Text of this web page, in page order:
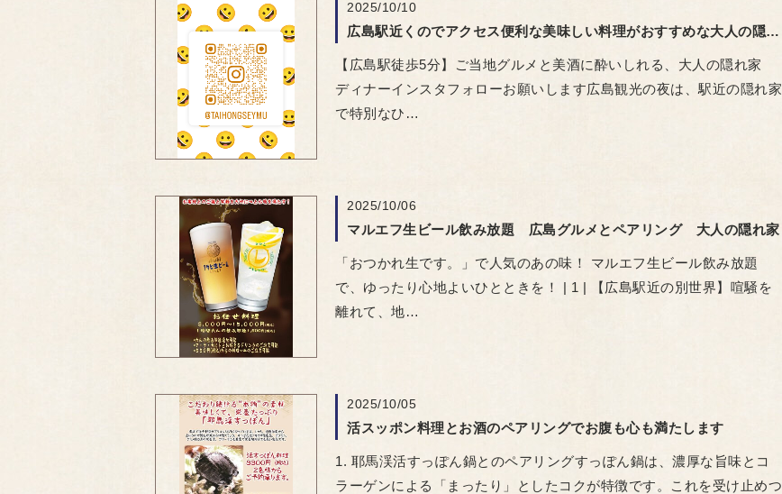
2025/10/10
広島駅近くのでアクセス便利な美味しい料理がおすすめな大人の隠れ家ああばん
【広島駅徒歩5分】ご当地グルメと美酒に酔いしれる、大人の隠れ家
ディナー ​ インスタフォローお願いします ​広島観光の夜は、駅近の隠れ家
で特別なひ…
2025/10/06
マルエフ生ビール飲み放題 広島グルメとペアリング 大人の隠れ家
「おつかれ生です。」で人気のあの味！ マルエフ生ビール飲み放題
で、ゆったり心地よいひとときを！ | 1 | 【広島駅近の別世界】喧騒を
離れて、地…
2025/10/05
活スッポン料理とお酒のペアリングでお腹も心も満たします
1. 耶馬渓活すっぽん鍋とのペアリング ​すっぽん鍋は、濃厚な旨味とコ
ラーゲンによる「まったり」としたコクが特徴です。これを受け止めつ